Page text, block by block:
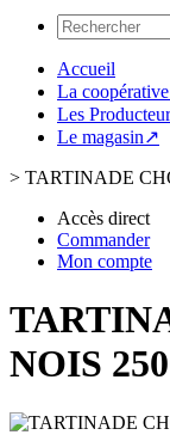
Accueil
La
Les
Le magasin↗
> TARTINADE
Accès direct
Commander
Mon compte
NOIS